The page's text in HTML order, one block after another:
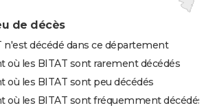
de décès
n'est décédé dans ce département
où les BITAT sont rarement décédés
où les BITAT sont peu décédés
où les BITAT sont fréquemment décédés